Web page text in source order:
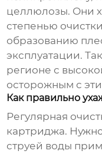
целлюлозы. Они
степенью
образованию
эксплуатации.
регионе с
осторожным с
Как правильно
Регулярная
картриджа.
струей воды